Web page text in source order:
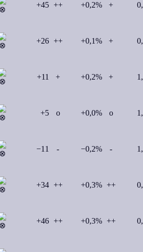
+45 ++ +0,2% +
+26 ++ +0,1% +
+11 + +0,2% +
+5 o +0,0% o
−11 - −0,2% -
+34 ++ +0,3% ++
+46 ++ +0,3% ++